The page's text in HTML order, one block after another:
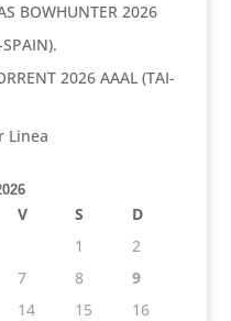
BOWHUNTER 2026
2026 AAAL (TAI-
Linea
V S
D
1
2
7 8
9
14 15
16